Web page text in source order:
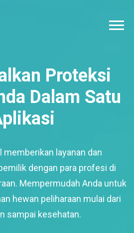
Proteksi
Dalam Satu
memberikan layanan dan
dengan para profesi di
Mempermudah Anda untuk
hewan peliharaan mulai dari
sampai kesehatan.